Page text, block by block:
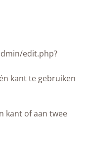
edit.php?
kant te gebruiken
kant of aan twee